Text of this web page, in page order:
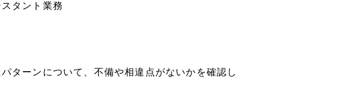
タント業務
ターンについて、不備や相違点がないかを確認し